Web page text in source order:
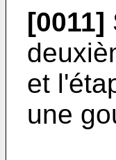
[0011]
et
une